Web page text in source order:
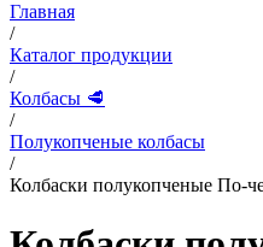
Главная
/
Каталог продукции
/
Колбасы 🥩
/
Полукопченые колбасы
/
Колбаски полукопченые По-